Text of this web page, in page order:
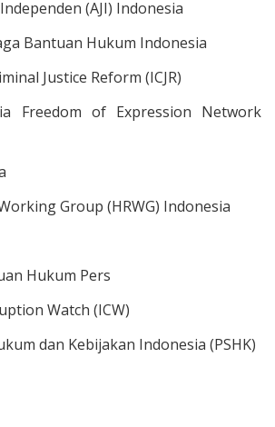
(AJI) Indonesia
Bantuan Hukum Indonesia
Justice Reform (ICJR)
Freedom of Expression Network
Group (HRWG) Indonesia
Hukum Pers
Watch (ICW)
dan Kebijakan Indonesia (PSHK)